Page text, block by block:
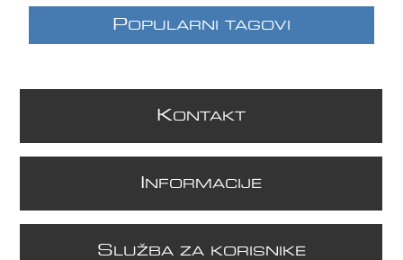
POPULARNI TAGOVI
KONTAKT
NFORMACIJE
S LUŽBA ZA KORISNIKE